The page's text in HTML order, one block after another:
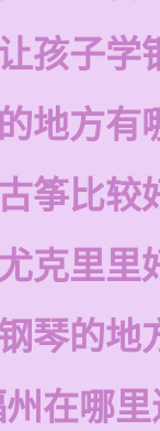
孩子学
地方有
筝比较
克里里
琴的地
在哪